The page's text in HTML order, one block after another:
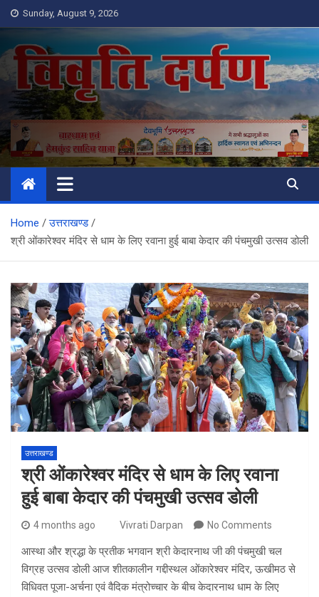
Skip
to
content
Sunday, August 9, 2026
Vivrati Darpan
Home
उत्तराखण्ड
श्री ओंकारेश्वर मंदिर से धाम के लिए रवाना हुई बाबा केदार की पंचमुखी उत्सव डोली
उत्तराखण्ड
श्री ओंकारेश्वर मंदिर से धाम के लिए रवाना
हुई बाबा केदार की पंचमुखी उत्सव डोली
4 months ago Vivrati Darpan No Comments
आस्था और श्रद्धा के प्रतीक भगवान श्री केदारनाथ जी की पंचमुखी चल
विग्रह उत्सव डोली आज शीतकालीन गद्दीस्थल ओंकारेश्वर मंदिर, ऊखीमठ से
विधिवत पूजा-अर्चना एवं वैदिक मंत्रोच्चार के बीच केदारनाथ धाम के लिए